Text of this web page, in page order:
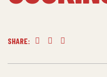
SHARE: